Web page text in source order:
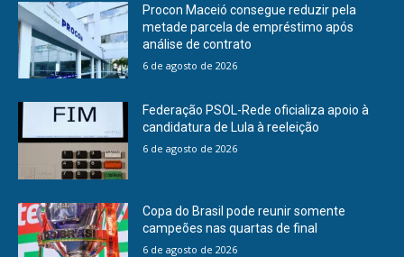
Procon Maceió consegue reduzir pela
metade parcela de empréstimo após
análise de contrato
6 de agosto de 2026
Federação PSOL-Rede oficializa apoio à
candidatura de Lula à reeleição
6 de agosto de 2026
Copa do Brasil pode reunir somente
campeões nas quartas de final
6 de agosto de 2026